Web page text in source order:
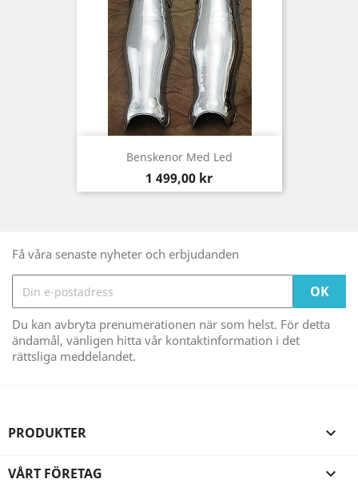
Benskenor Med Led
Pris
1 499,00 kr
Få våra senaste nyheter och erbjudanden
Du kan avbryta prenumerationen när som helst. För detta
ändamål, vänligen hitta vår kontaktinformation i det
rättsliga meddelandet.
PRODUKTER 
VÅRT FÖRETAG 